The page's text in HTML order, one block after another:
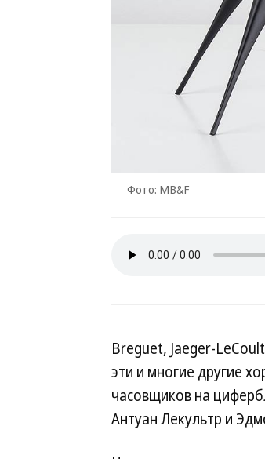
Фото: MB&F
Breguet, Jaeger-
эти и многие другие
часовщиков на
Антуан Лекультр и